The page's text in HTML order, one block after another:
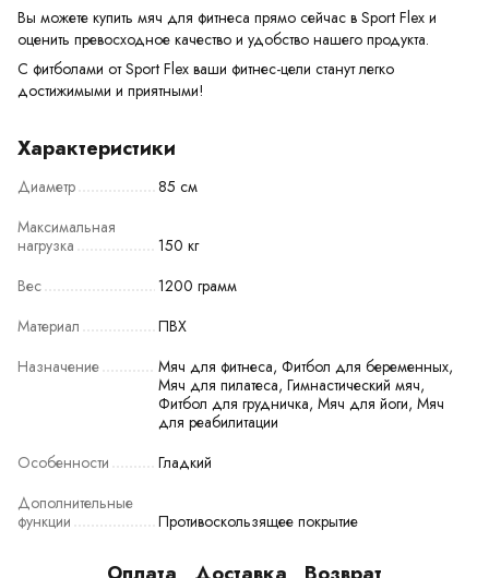
Вы можете купить мяч для фитнеса прямо сейчас в Sport Flex и
оценить превосходное качество и удобство нашего продукта.
С фитболами от Sport Flex ваши фитнес-цели станут легко
достижимыми и приятными!
Характеристики
Диаметр
85 см
Максимальная
нагрузка
150 кг
Вес
1200 грамм
Материал
ПВХ
Назначение
Мяч для фитнеса, Фитбол для беременных,
Мяч для пилатеса, Гимнастический мяч,
Фитбол для грудничка, Мяч для йоги, Мяч
для реабилитации
Особенности
Гладкий
Дополнительные
функции
Противоскользящее покрытие